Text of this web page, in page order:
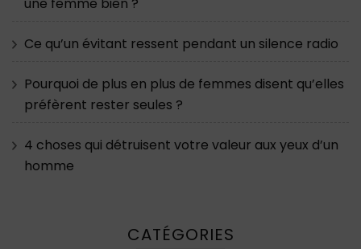
Ce qu’un évitant ressent pendant un silence radio
Pourquoi de plus en plus de femmes disent qu’elles
préfèrent rester seules ?
4 choses qui détruisent votre valeur aux yeux d’un
homme
CATÉGORIES